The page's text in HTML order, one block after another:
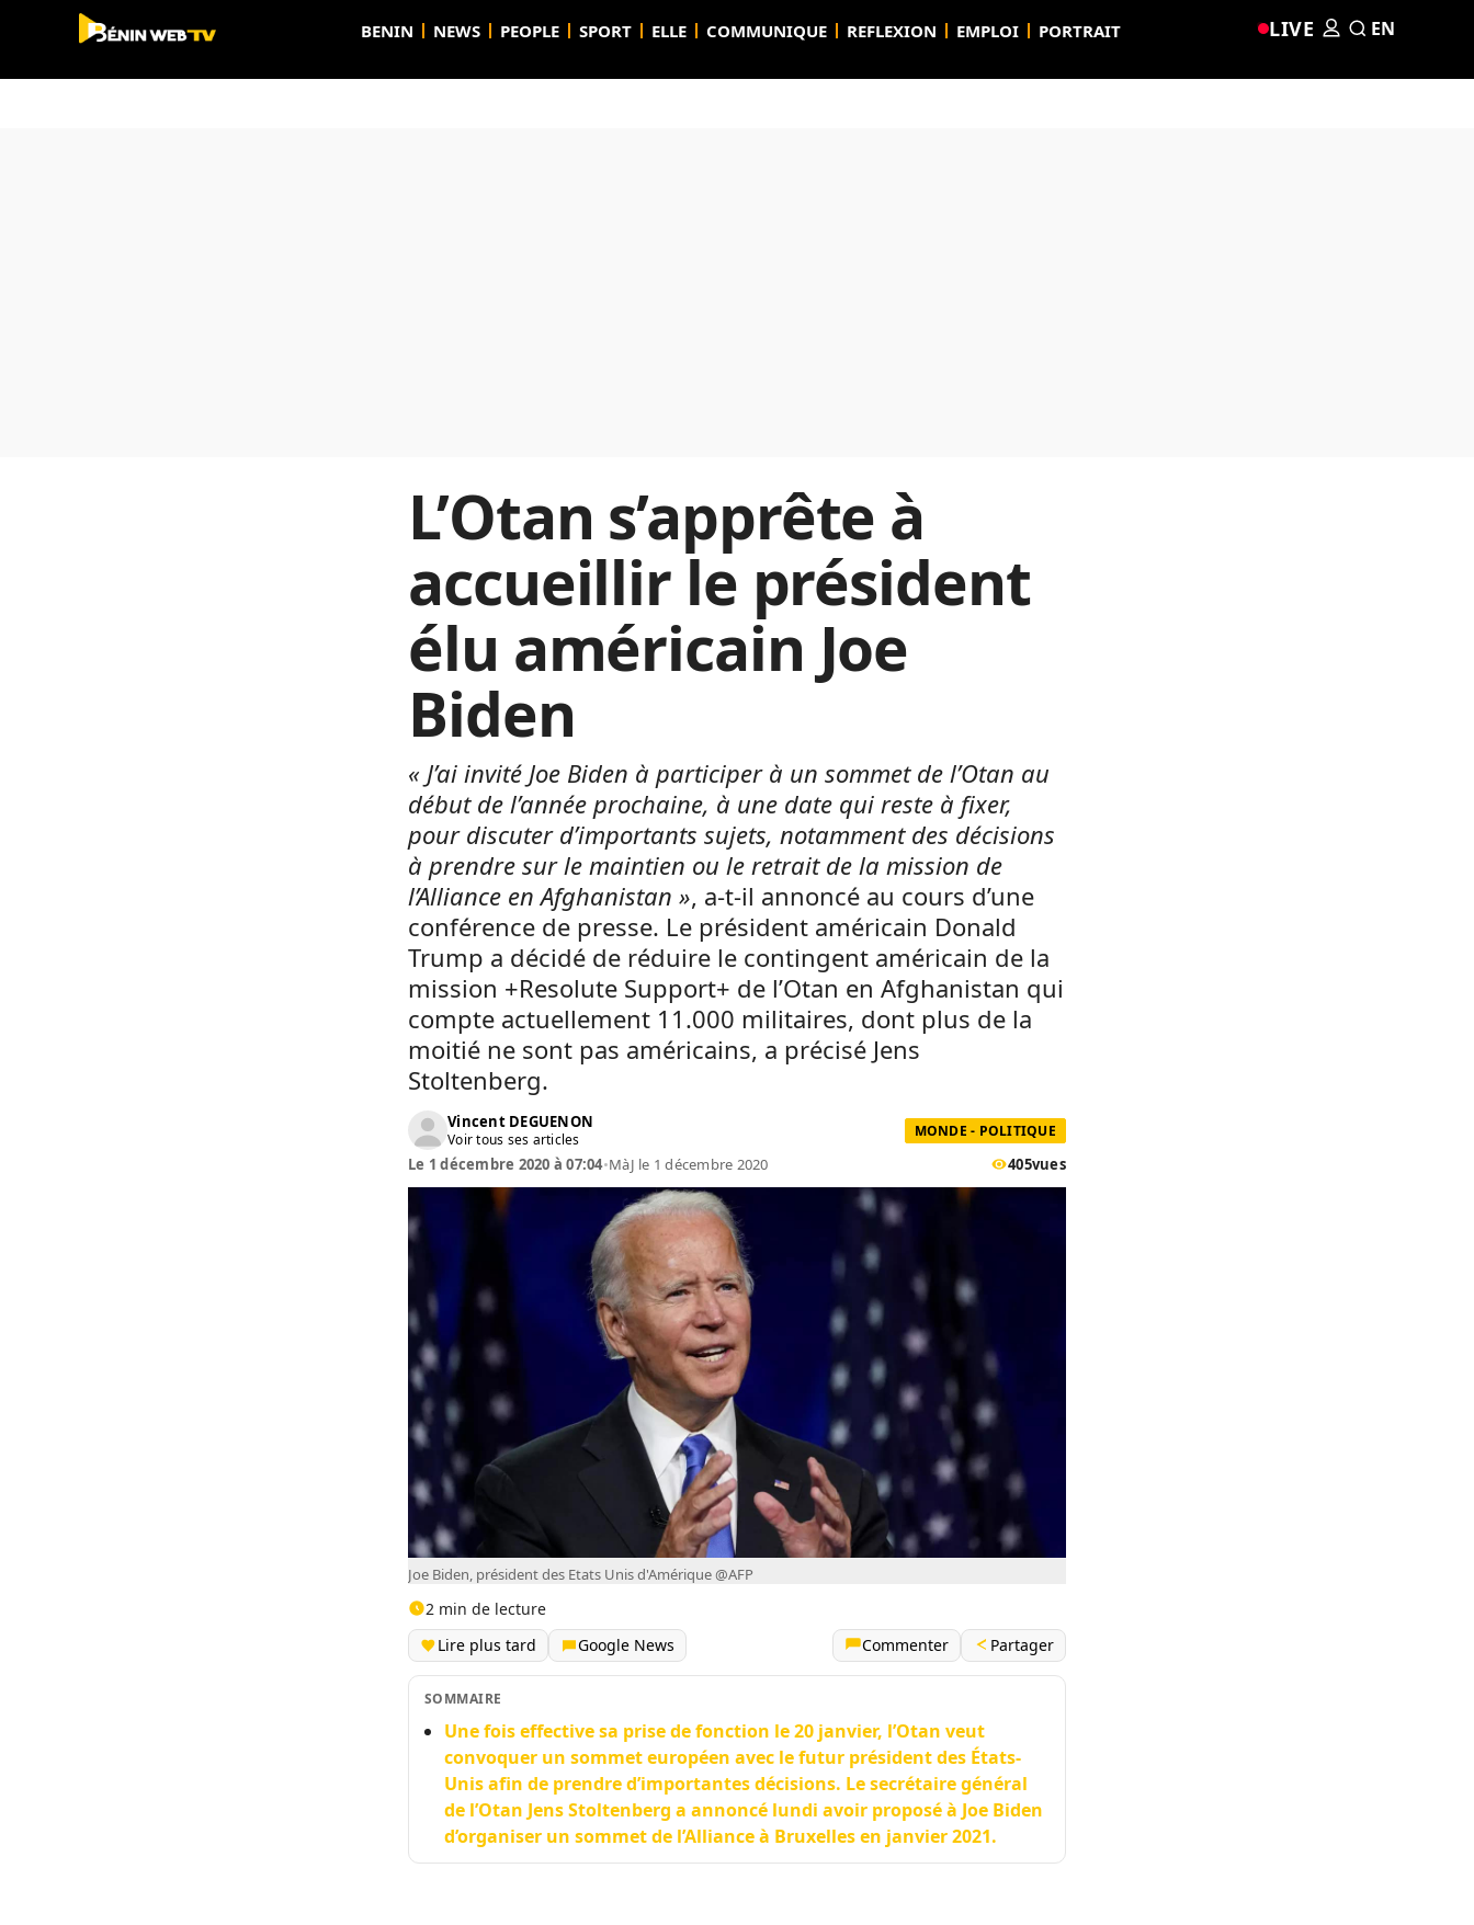
BENIN NEWS PEOPLE SPORT ELLE COMMUNIQUE REFLEXION EMPLOI PORTRAIT LIVE EN
L’Otan s’apprête à
accueillir le président
élu américain Joe
Biden
« J’ai invité Joe Biden à participer à un sommet de l’Otan au
début de l’année prochaine, à une date qui reste à fixer,
pour discuter d’importants sujets, notamment des décisions
à prendre sur le maintien ou le retrait de la mission de
l’Alliance en Afghanistan », a-t-il annoncé au cours d’une
conférence de presse. Le président américain Donald
Trump a décidé de réduire le contingent américain de la
mission +Resolute Support+ de l’Otan en Afghanistan qui
compte actuellement 11.000 militaires, dont plus de la
moitié ne sont pas américains, a précisé Jens
Stoltenberg.
Vincent DEGUENON
Voir tous ses articles MONDE - POLITIQUE
Le 1 décembre 2020 à 07:04•MàJ le 1 décembre 2020 405vues
Joe Biden, président des Etats Unis d'Amérique @AFP
2 min de lecture
Lire plus tard
Google News Commenter Partager
SOMMAIRE
Une fois effective sa prise de fonction le 20 janvier, l’Otan veut
convoquer un sommet européen avec le futur président des États-
Unis afin de prendre d’importantes décisions. Le secrétaire général
de l’Otan Jens Stoltenberg a annoncé lundi avoir proposé à Joe Biden
d’organiser un sommet de l’Alliance à Bruxelles en janvier 2021.